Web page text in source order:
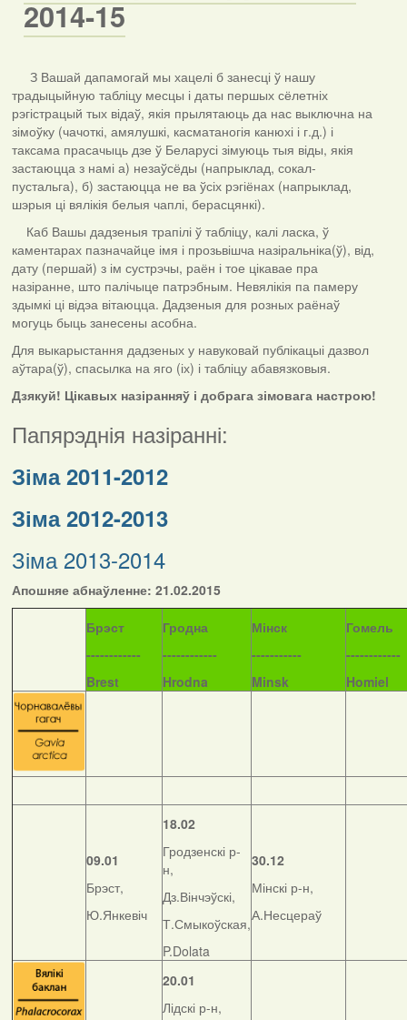
2014-15
З Вашай дапамогай мы хацелі б занесці ў нашу
традыцыйную табліцу месцы і даты першых сёлетніх
рэгістрацый тых відаў, якія прылятаюць да нас выключна на
зімоўку (чачоткі, амялушкі, касматаногія канюхі і г.д.) і
таксама прасачыць дзе ў Беларусі зімуюць тыя віды, якія
застаюцца з намі а) незаўсёды (напрыклад, сокал-
пустальга), б) застаюцца не ва ўсіх рэгіёнах (напрыклад,
шэрыя ці вялікія белыя чаплі, берасцянкі).
Каб Вашы дадзеныя трапілі ў табліцу, калі ласка, ў
каментарах пазначайце імя і прозьвішча назіральніка(ў), від,
дату (першай) з ім сустрэчы, раён і тое цікавае пра
назіранне, што палічыце патрэбным. Невялікія па памеру
здымкі ці відэа вітаюцца. Дадзеныя для розных раёнаў
могуць быць занесены асобна.
Для выкарыстання дадзеных у навуковай публікацыі дазвол
аўтара(ў), спасылка на яго (іх) і табліцу абавязковыя.
Дзякуй! Цікавых назіранняў і добрага зімовага настрою!
Папярэднія назіранні:
Зіма 2011-2012
Зіма 2012-2013
Зіма 2013-2014
Апошняе абнаўленне: 21.02.2015
Брэст
------------
Brest
Гродна
------------
Hrodna
Мінск
-----------
Minsk
Гомель
------------
Homiel
09.01
Брэст,
Ю.Янкевіч
18.02
Гродзенскі р-
н,
Дз.Вінчэўскі,
Т.Смыкоўская,
P.Dolata
30.12
Мінскі р-н,
А.Несцераў
20.01
Лідскі р-н,